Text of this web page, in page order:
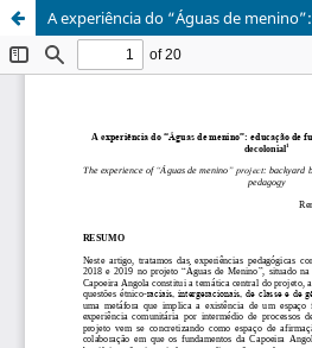
A experiência do “Águas de menino”: